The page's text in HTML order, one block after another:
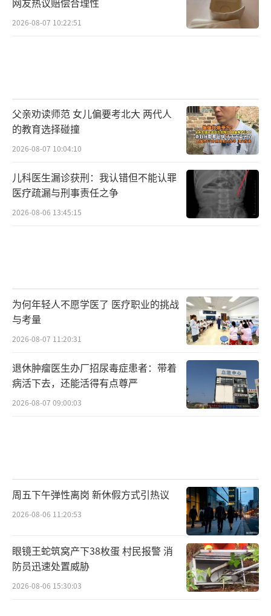
2026-08-07 10:22:51
父亲劝读师范 女儿偏要考北大 两代人
的教育选择碰撞
2026-08-07 10:04:10
儿科医生漏诊获刑：我认错但不能认罪
医疗疏漏与刑事责任之争
2026-08-06 13:45:15
为何年轻人不愿学医了 医疗职业的挑战
与考量
2026-08-07 11:20:31
退休肿瘤医生办厂招尿毒症患者：带着
病活下去，还能活得有点尊严
2026-08-07 09:00:03
周五下午弹性离岗 新休假方式引热议
2026-08-06 11:20:53
眼镜王蛇筑窝产下38枚蛋 村民报警 消
防员迅速处置威胁
2026-08-06 15:30:03